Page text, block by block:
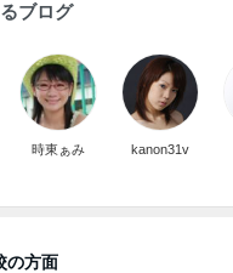
ブログ
時東ぁみ kanon31v
の方面